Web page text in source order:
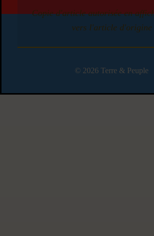
Copie d'article autorisée en
vers l'article d'origine
© 2026 Terre & Peuple